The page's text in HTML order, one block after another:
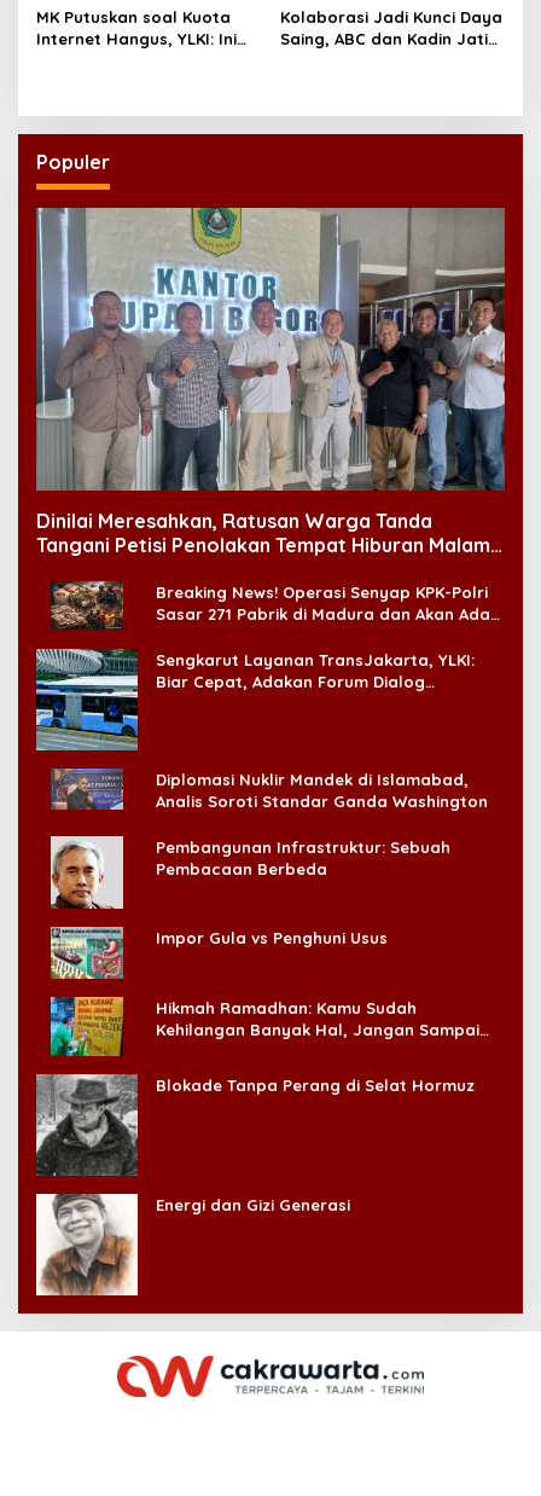
MK Putuskan soal Kuota
Internet Hangus, YLKI: Ini
Kolaborasi Jadi Kunci Daya
Saing, ABC dan Kadin Jatim
Populer
Dinilai Meresahkan, Ratusan Warga Tanda
Tangani Petisi Penolakan Tempat Hiburan Malam
Breaking News! Operasi Senyap KPK-Polri
Sasar 271 Pabrik di Madura dan Akan Ada
Sengkarut Layanan TransJakarta, YLKI:
Biar Cepat, Adakan Forum Dialog
Diplomasi Nuklir Mandek di Islamabad,
Analis Soroti Standar Ganda Washington
Pembangunan Infrastruktur: Sebuah
Pembacaan Berbeda
Impor Gula vs Penghuni Usus
Hikmah Ramadhan: Kamu Sudah
Kehilangan Banyak Hal, Jangan Sampai
Blokade Tanpa Perang di Selat Hormuz
Energi dan Gizi Generasi